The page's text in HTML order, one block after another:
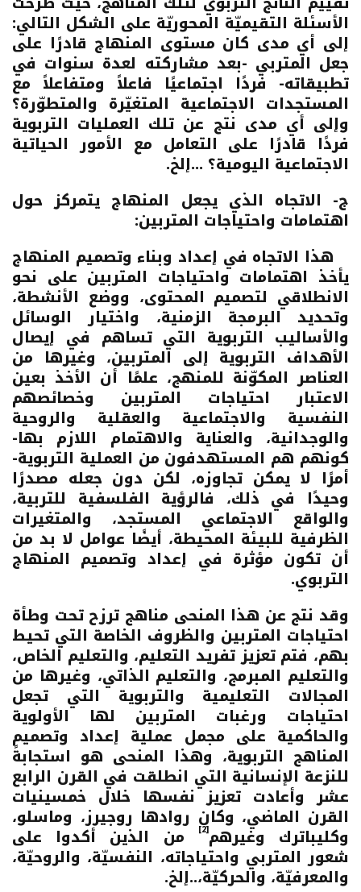
الأسئلة التقيميّة المحوريّة على الشكل التالي:
إلى أي مدى كان مستوى المنهاج قادرًا على
جعل المتربي -بعد مشاركته لعدة سنوات في
تطبيقاته- فردًا اجتماعيًا فاعلاً ومتفاعلاً مع
المستجدات الاجتماعية المتغيّرة والمتطوّرة؟
وإلى أي مدى نتج عن تلك العمليات التربوية
فردًا قادرًا على التعامل مع الأمور الحياتية
الاجتماعية اليومية؟ ...إلخ.
ج- الاتجاه الذي يجعل المنهاج يتمركز حول
اهتمامات واحتياجات المتربين:
هذا الاتجاه في إعداد وبناء وتصميم المنهاج
يأخذ اهتمامات واحتياجات المتربين على نحو
الانطلاقي لتصميم المحتوى، ووضع الأنشطة،
وتحديد البرمجة الزمنية، واختيار الوسائل
والأساليب التربوية التي تساهم في إيصال
الأهداف التربوية إلى المتربين، وغيرها من
العناصر المكوّنة للمنهج، علمًا أن الأخذ بعين
الاعتبار احتياجات المتربين وخصائصهم
النفسية والاجتماعية والعقلية والروحية
والوجدانية، والعناية والاهتمام اللازم بها-
كونهم هم المستهدفون من العملية التربوية-
أمرًا لا يمكن تجاوزه، لكن دون جعله مصدرًا
وحيدًا في ذلك، فالرؤية الفلسفية للتربية،
والواقع الاجتماعي المستجد، والمتغيرات
الظرفية للبيئة المحيطة، أيضًا عوامل لا بد من
أن تكون مؤثرة في إعداد وتصميم المنهاج
التربوي.
وقد نتج عن هذا المنحى مناهج ترزح تحت وطأة
احتياجات المتربين والظروف الخاصة التي تحيط
بهم، فتم تعزيز تفريد التعليم، والتعليم الخاص،
والتعليم المبرمج، والتعليم الذاتي، وغيرها من
المجالات التعليمية والتربوية التي تجعل
احتياجات ورغبات المتربين لها الأولوية
والحاكمية على مجمل عملية إعداد وتصميم
المناهج التربوية، وهذا المنحى هو استجابةً
للنزعة الإنسانية التي انطلقت في القرن الرابع
عشر وأعادت تعزيز نفسها خلال خمسينيات
القرن الماضي، وكان روادها روجيرز، وماسلو،
وكليباترك وغيرهم[2] من الذين أكدوا على
شعور المتربي واحتياجاته، النفسيّة، والروحيّة،
والمعرفيّة، والحركيّة،..إلخ.